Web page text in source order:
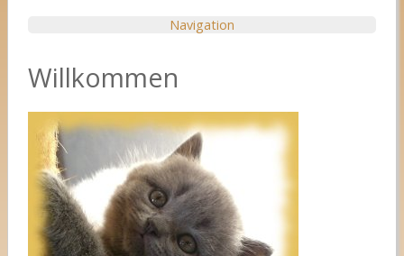
Navigation
Willkommen